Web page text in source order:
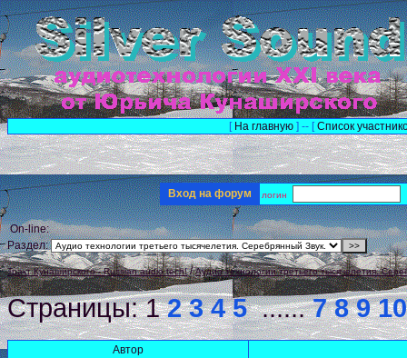
[ На главную] -- [Список
Вход на форум логин
On-line:
Раздел:
Тракт Кунаширского - Russian audio tech!/Аудио технологии третьего тысячелетия.
Страницы:1 2 3 4 5......7 8 9 10
Автор